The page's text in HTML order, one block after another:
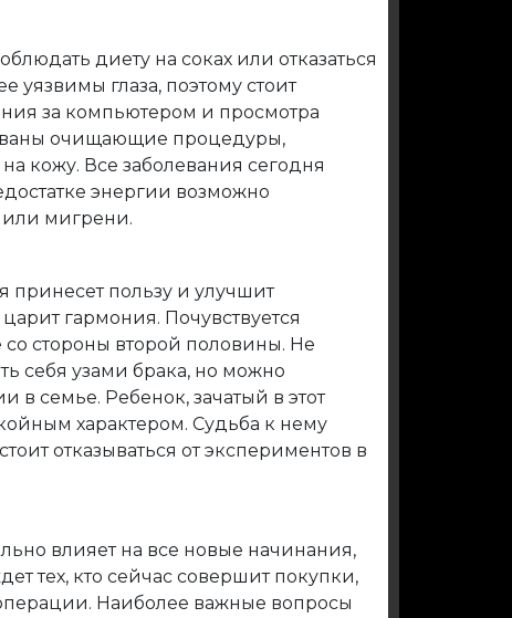
диету на соках или отказаться
уязвимы глаза, поэтому стоит
за компьютером и просмотра
очищающие процедуры,
кожу. Все заболевания сегодня
энергии возможно
мигрени.
пользу и улучшит
гармония. Почувствуется
стороны второй половины. Не
себя узами брака, но можно
в семье. Ребенок, зачатый в этот
характером. Судьба к нему
отказываться от экспериментов в
влияет на все новые начинания,
тех, кто сейчас совершит покупки,
Наиболее важные вопросы